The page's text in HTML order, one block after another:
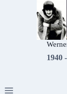
1940